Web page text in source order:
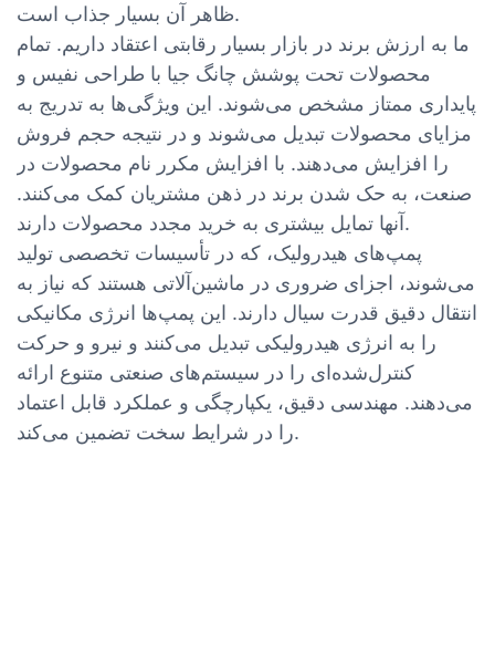
ظاهر آن بسیار جذاب است.
ما به ارزش برند در بازار بسیار رقابتی اعتقاد داریم. تمام
محصولات تحت پوشش چانگ جیا با طراحی نفیس و
پایداری ممتاز مشخص می‌شوند. این ویژگی‌ها به تدریج به
مزایای محصولات تبدیل می‌شوند و در نتیجه حجم فروش
را افزایش می‌دهند. با افزایش مکرر نام محصولات در
صنعت، به حک شدن برند در ذهن مشتریان کمک می‌کنند.
آنها تمایل بیشتری به خرید مجدد محصولات دارند.
پمپ‌های هیدرولیک، که در تأسیسات تخصصی تولید
می‌شوند، اجزای ضروری در ماشین‌آلاتی هستند که نیاز به
انتقال دقیق قدرت سیال دارند. این پمپ‌ها انرژی مکانیکی
را به انرژی هیدرولیکی تبدیل می‌کنند و نیرو و حرکت
کنترل‌شده‌ای را در سیستم‌های صنعتی متنوع ارائه
می‌دهند. مهندسی دقیق، یکپارچگی و عملکرد قابل اعتماد
را در شرایط سخت تضمین می‌کند.